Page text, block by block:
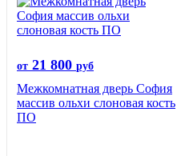
от 21 800 руб
Межкомнатная дверь София
массив ольхи слоновая кость
ПО